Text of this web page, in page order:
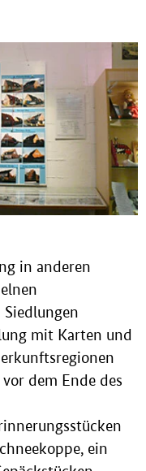
in anderen
mit Karten und
dem Ende des
ein